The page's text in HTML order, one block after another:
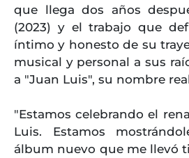
que llega dos años
(2023) y el trabajo que
íntimo y honesto de su
musical y personal a sus
a "Juan Luis", su nombre
"Estamos celebrando el
Luis. Estamos
álbum nuevo que me llevó